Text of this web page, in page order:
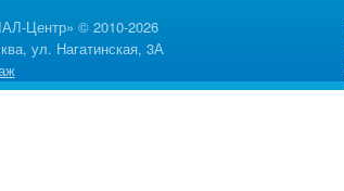
Центр» © 2010-2026
ул. Нагатинская, 3А